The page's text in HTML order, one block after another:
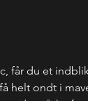
får du et
helt ondt i